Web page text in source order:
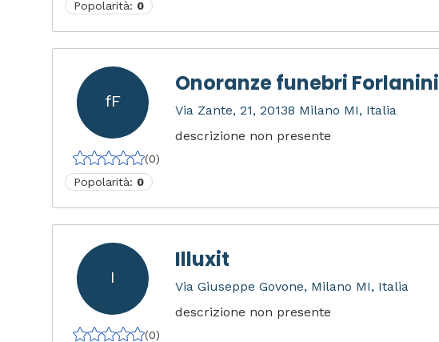
Popolarità: 0
fF
(0)
Popolarità: 0
Onoranze funebri Forlanini
Via Zante, 21, 20138 Milano MI, Italia
descrizione non presente
I
(0)
Illuxit
Via Giuseppe Govone, Milano MI, Italia
descrizione non presente